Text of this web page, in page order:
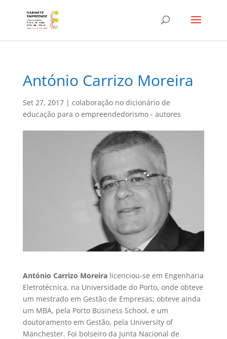
António Carrizo Moreira
Set 27, 2017| colaboração no dicionário de
educação para o empreendedorismo - autores
António Carrizo Moreiralicenciou-se em Engenharia
Eletrotécnica, na Universidade do Porto, onde obteve
um mestrado em Gestão de Empresas; obteve ainda
um MBA, pela Porto Business School, e um
doutoramento em Gestão, pela University of
Manchester. Foi bolseiro da Junta Nacional de